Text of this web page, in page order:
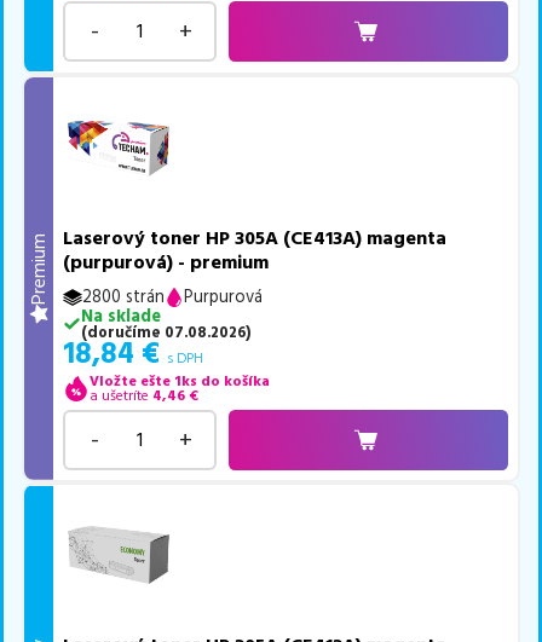
- +
Premium
Laserový toner HP 305A (CE413A) magenta
(purpurová) - premium
2800 strán
Purpurová
Na sklade
(doručíme 07.08.2026)
18,84 € s DPH
Vložte ešte 1ks do košíka
a ušetríte 4,46 €
- +